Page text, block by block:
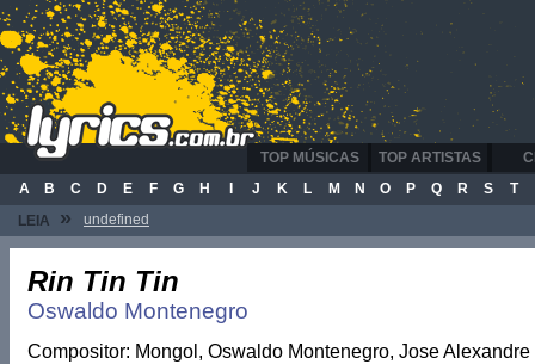
TOP ARTISTAS
TOP MÚSICAS
A
B C D E F G H J K L M N O P Q R S T
LEIA
» undefined
Rin Tin Tin
Oswaldo Montenegro
Compositor: Mongol, Oswaldo Montenegro, Jose Alexandre